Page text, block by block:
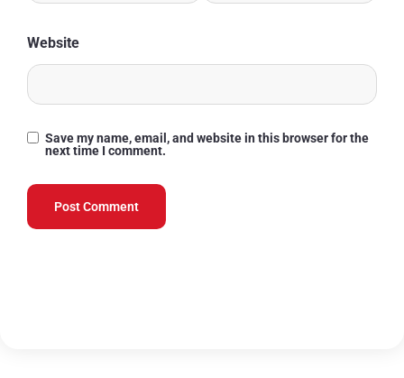
Website
Save my name, email, and website in this browser for the
next time I comment.